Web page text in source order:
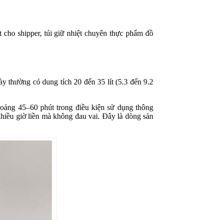
shipper, túi giữ nhiệt chuyên thực phẩm đồ
thường có dung tích 20 đến 35 lít (5.3 đến 9.2
45–60 phút trong điều kiện sử dụng thông
giờ liền mà không đau vai. Đây là dòng sản